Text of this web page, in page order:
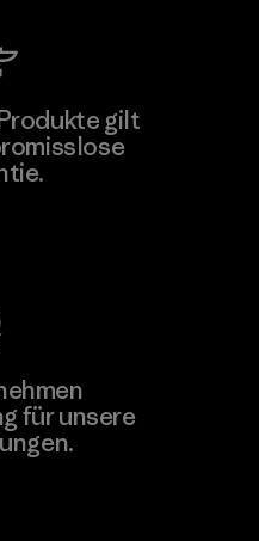
Ltd.
gilt
für unsere